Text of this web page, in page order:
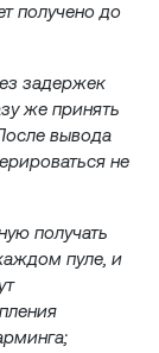
получено до
задержек
же принять
вывода
не
получать
пуле, и